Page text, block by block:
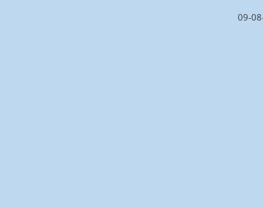
09-